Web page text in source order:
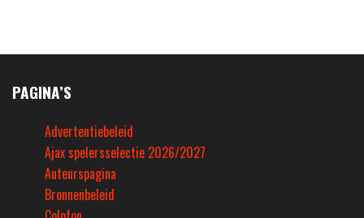
PAGINA’S
Advertentiebeleid
Ajax spelersselectie 2026/2027
Auteurspagina
Bronnenbeleid